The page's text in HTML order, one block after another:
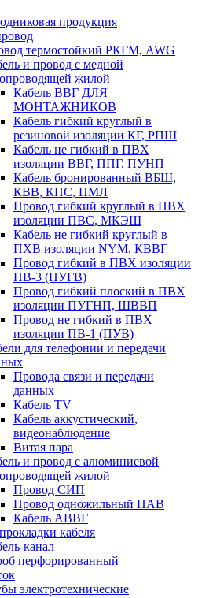
продукция
термостойкий РКГМ, AWG
и провод с медной
жилой
Кабель ВВГ ДЛЯ
МОНТАЖНИКОВ
Кабель гибкий круглый в
резиновой изоляции КГ, РПШ
Кабель не гибкий в ПВХ
изоляции ВВГ, ППГ, ПУНП
Кабель бронированный ВБШ,
КВВ, КПС, ПМЛ
Провод гибкий круглый в ПВХ
изоляции ПВС, МКЭШ
Кабель не гибкий круглый в
ПХВ изоляции NYM, КВВГ
Провод гибкий в ПВХ изоляции
ПВ-3 (ПУГВ)
Провод гибкий плоский в ПВХ
изоляции ПУГНП, ШВВП
Провод не гибкий в ПВХ
изоляции ПВ-1 (ПУВ)
для телефонии и передачи
Провода связи и передачи
данных
Кабель TV
Кабель аккустический,
видеонаблюдение
Витая пара
и провод с алюминиевой
жилой
Провод СИП
Провод одножильный ПАВ
Кабель АВВГ
кабеля
канал
перфорированный
электротехнические